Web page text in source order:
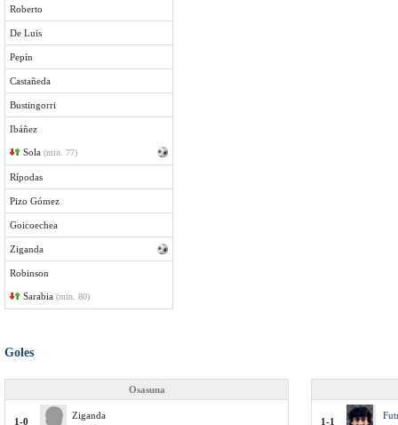
Roberto
De Luis
Pepín
Castañeda
Bustingorri
Ibáñez
Sola (min. 77)
Rípodas
Pizo Gómez
Goicoechea
Ziganda
Robinson
Sarabia (min. 80)
Goles
Osasuna
1-0
Ziganda
1-1